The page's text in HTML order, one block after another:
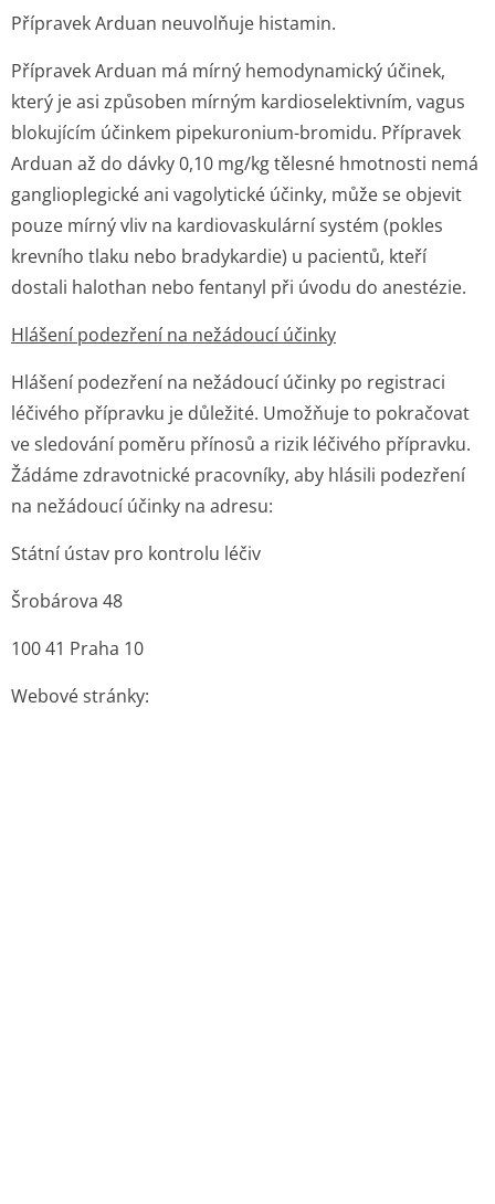
Přípravek Arduan neuvolňuje histamin.
Přípravek Arduan má mírný hemodynamický účinek,
který je asi způsoben mírným kardioselektivním, vagus
blokujícím účinkem pipekuronium-bromidu. Přípravek
Arduan až do dávky 0,10 mg/kg tělesné hmotnosti nemá
ganglioplegické ani vagolytické účinky, může se objevit
pouze mírný vliv na kardiovaskulární systém (pokles
krevního tlaku nebo bradykardie) u pacientů, kteří
dostali halothan nebo fentanyl při úvodu do anestézie.
Hlášení podezření na nežádoucí účinky
Hlášení podezření na nežádoucí účinky po registraci
léčivého přípravku je důležité. Umožňuje to pokračovat
ve sledování poměru přínosů a rizik léčivého přípravku.
Žádáme zdravotnické pracovníky, aby hlásili podezření
na nežádoucí účinky na adresu:
Státní ústav pro kontrolu léčiv
Šrobárova 48
100 41 Praha 10
Webové stránky: